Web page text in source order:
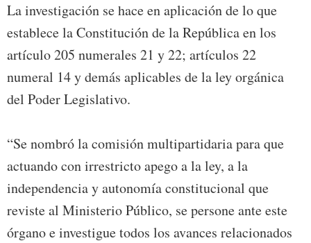
La investigación se hace en aplicación de lo que
establece la Constitución de la República en los
artículo 205 numerales 21 y 22; artículos 22
numeral 14 y demás aplicables de la ley orgánica
del Poder Legislativo.
“Se nombró la comisión multipartidaria para que
actuando con irrestricto apego a la ley, a la
independencia y autonomía constitucional que
reviste al Ministerio Público, se persone ante este
órgano e investigue todos los avances relacionados